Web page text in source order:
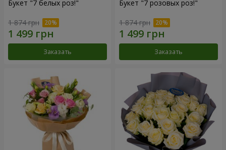
Букет "7 белых роз!"
1 874 грн
Заказать
Букет "7 розовых роз!"
1 874 грн
Заказать